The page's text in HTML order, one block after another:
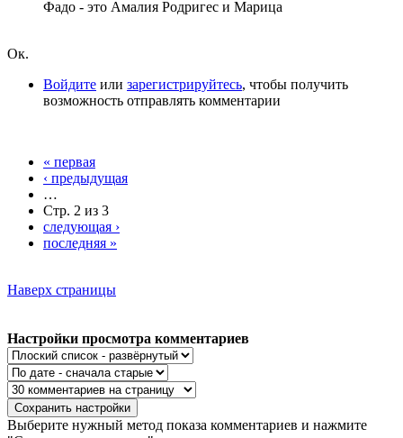
Фадо - это Амалия Родригес и Марица
Ок.
Войдите или зарегистрируйтесь, чтобы получить
возможность отправлять комментарии
« первая
‹ предыдущая
…
Стр. 2 из 3
следующая ›
последняя »
Наверх страницы
Настройки просмотра комментариев
Выберите нужный метод показа комментариев и нажмите